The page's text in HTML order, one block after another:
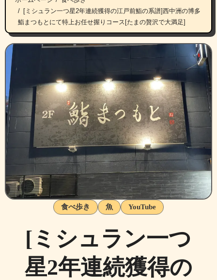
[ミシュラン一つ星2年連続獲得の江戸前鮨の系譜]西中洲の博多
鮨まつもとにて特上お任せ握りコース[たまの贅沢で大満足]
食べ歩き 魚 YouTube
[ミシュラン一つ
星2年連続獲得の